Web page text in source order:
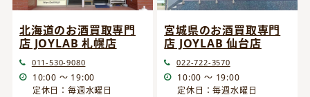
北海道のお酒買取専門
店 JOYLAB 札幌店
011-530-9080
10:00 ～ 19:00
定休日：毎週水曜日
宮城県のお酒買取専門
店 JOYLAB 仙台店
022-722-3570
10:00 ～ 19:00
定休日：毎週水曜日